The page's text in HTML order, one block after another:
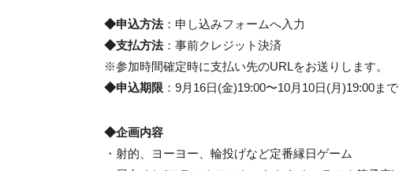
◆申込方法：申し込みフォームへ入力
◆支払方法：事前クレジット決済
※参加時間確定時に支払い先のURLをお送りします。
◆申込期限 ：9月16日(金)19:00〜10月10日(月)19:00まで
◆企画内容
・射的、ヨーヨー、輪投げなど定番縁日ゲーム